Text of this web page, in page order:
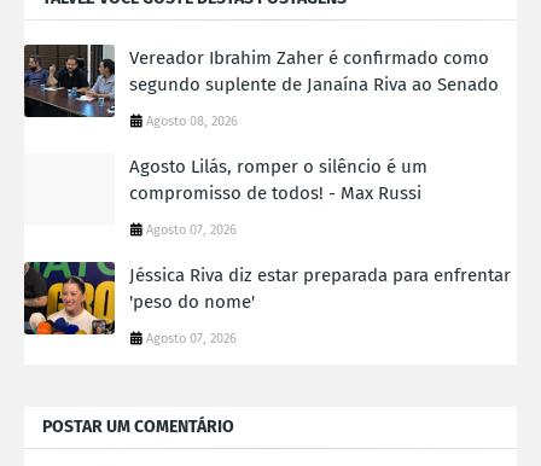
Vereador Ibrahim Zaher é confirmado como
segundo suplente de Janaína Riva ao Senado
Agosto 08, 2026
Agosto Lilás, romper o silêncio é um
compromisso de todos! - Max Russi
Agosto 07, 2026
Jéssica Riva diz estar preparada para enfrentar
'peso do nome'
Agosto 07, 2026
POSTAR UM COMENTÁRIO